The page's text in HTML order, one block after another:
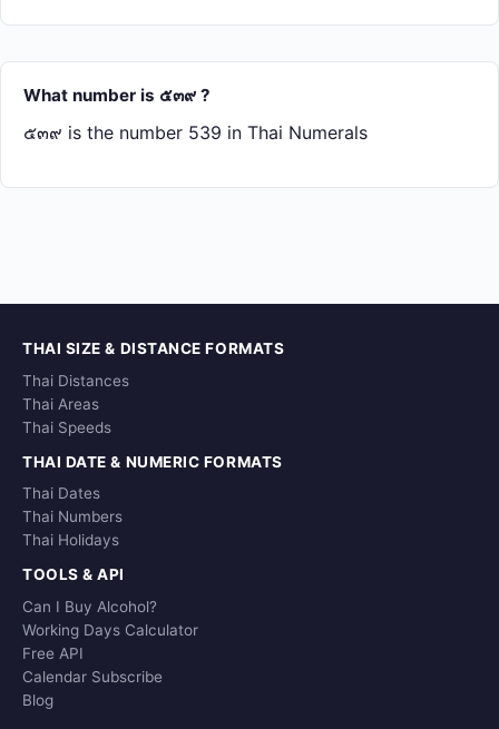
What number is ๕๓๙ ?
๕๓๙ is the number 539 in Thai Numerals
THAI SIZE & DISTANCE FORMATS
Thai Distances
Thai Areas
Thai Speeds
THAI DATE & NUMERIC FORMATS
Thai Dates
Thai Numbers
Thai Holidays
TOOLS & API
Can I Buy Alcohol?
Working Days Calculator
Free API
Calendar Subscribe
Blog